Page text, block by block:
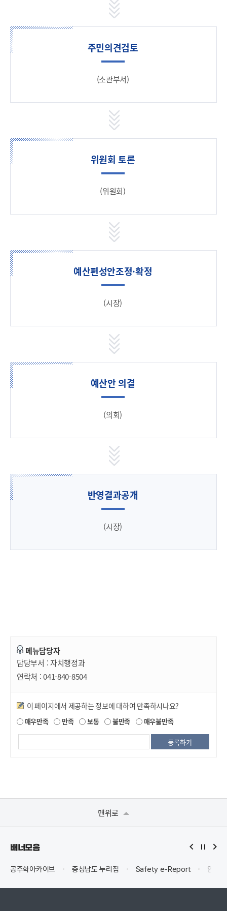
주민의견검토
(소관부서)
위원회 토론
(위원회)
예산편성안조정·확정
(시장)
예산안 의결
(의회)
반영결과공개
(시장)
메뉴담당자
담당부서 :자치행정과
연락처 :041-840-8504
만족도조사
이 페이지에서 제공하는 정보에 대하여 만족하시나요?
매우만족 만족 보통 불만족 매우불만족
맨위로
배너모음
공주학아카이브 충청남도 누리집 Safety e-Report 안전